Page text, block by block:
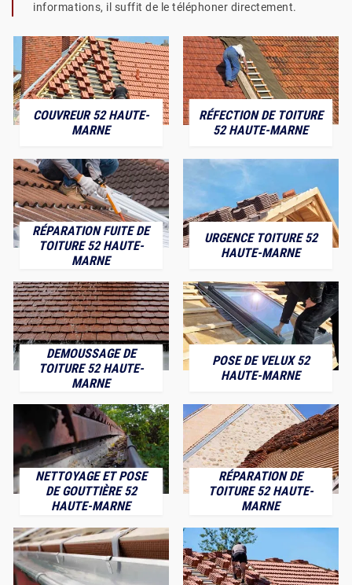
informations, il suffit de le téléphoner directement.
COUVREUR 52 HAUTE-
MARNE
RÉFECTION DE TOITURE
52 HAUTE-MARNE
RÉPARATION FUITE DE
TOITURE 52 HAUTE-
MARNE
URGENCE TOITURE 52
HAUTE-MARNE
DEMOUSSAGE DE
TOITURE 52 HAUTE-
MARNE
POSE DE VELUX 52
HAUTE-MARNE
NETTOYAGE ET POSE
DE GOUTTIÈRE 52
HAUTE-MARNE
RÉPARATION DE
TOITURE 52 HAUTE-
MARNE